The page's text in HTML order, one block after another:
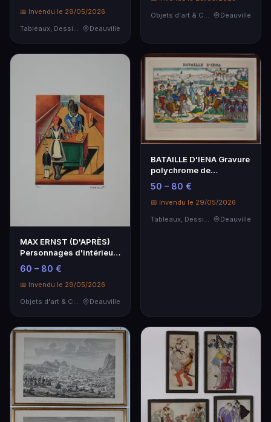
📅 Invendu le 29/05/2026
Tableaux, Dessins & Estampes
Deauville
Objets d'art & Curiosités
Deauville
MAX ERNST (D'APRÈS)
Personnages d'intérieur,
impression numé…
60 – 80 €
📅 Invendu le 29/05/2026
Deauville
BATAILLE D'IENA Gravure
polychrome de
l'imagerie PELLERIN à …
50 – 80 €
📅 Invendu le 29/05/2026
Tableaux, Dessins & Estampes
Deauville